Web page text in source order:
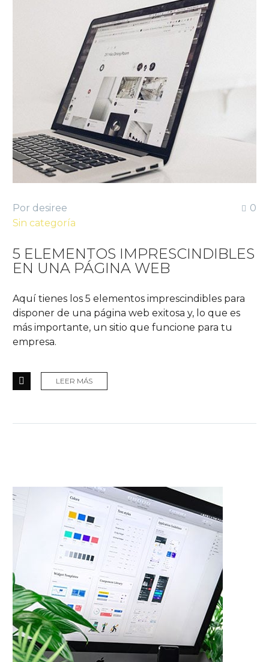
0
Por desiree
Sin categoría
5 ELEMENTOS IMPRESCINDIBLES
EN UNA PÁGINA WEB
Aquí tienes los 5 elementos imprescindibles para
disponer de una página web exitosa y, lo que es
más importante, un sitio que funcione para tu
empresa.
LEER MÁS